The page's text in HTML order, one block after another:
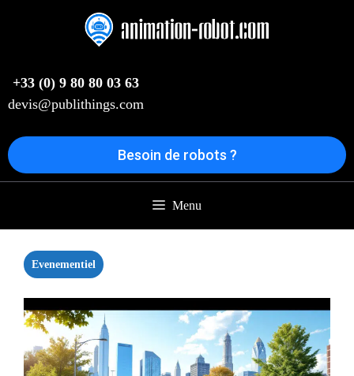
+33 (0) 9 80 80 03 63
devis@publithings.com
Besoin de robots ?
Menu
Evenementiel